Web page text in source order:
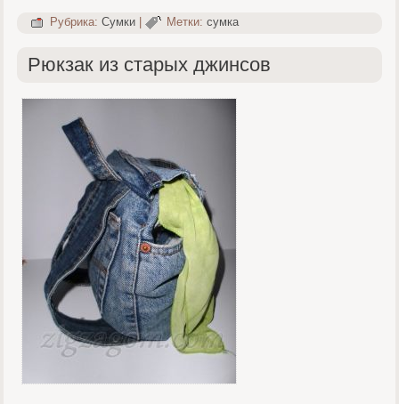
Рубрика: Сумки | Метки: сумка
Рюкзак из старых джинсов